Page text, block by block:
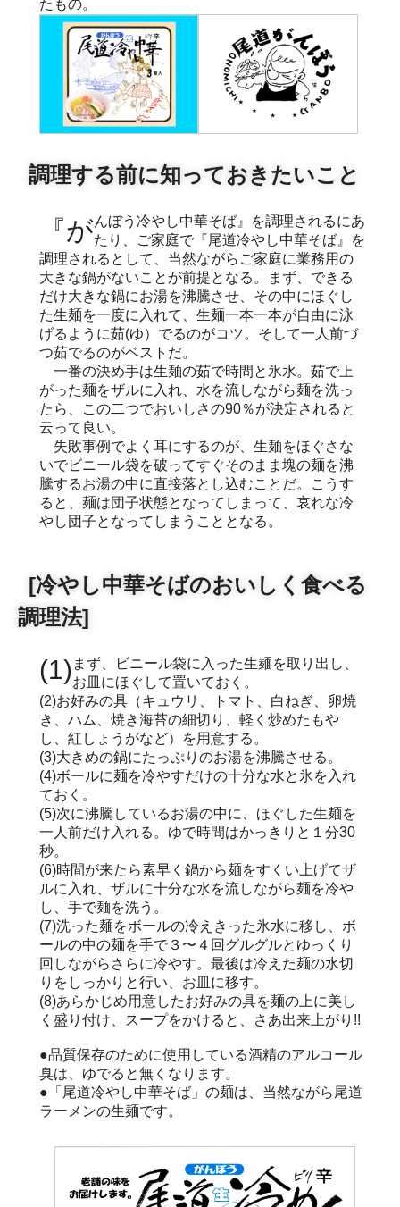
たもの。
調理する前に知っておきたいこと
『がんぼう冷やし中華そば』を調理されるにあたり、ご家庭で『尾道冷やし中華そば』を
調理されるとして、当然ながらご家庭に業務用の
大きな鍋がないことが前提となる。まず、できる
だけ大きな鍋にお湯を沸騰させ、その中にほぐし
た生麺を一度に入れて、生麺一本一本が自由に泳
げるように茹(ゆ）でるのがコツ。そして一人前づ
つ茹でるのがベストだ。
一番の決め手は生麺の茹で時間と氷水。茹で上
がった麺をザルに入れ、水を流しながら麺を洗っ
たら、この二つでおいしさの90％が決定されると
云って良い。
失敗事例でよく耳にするのが、生麺をほぐさな
いでビニール袋を破ってすぐそのまま塊の麺を沸
騰するお湯の中に直接落とし込むことだ。こうす
ると、麺は団子状態となってしまって、哀れな冷
やし団子となってしまうこととなる。
[冷やし中華そばのおいしく食べる
調理法]
(1)まず、ビニール袋に入った生麺を取り出し、お皿にほぐして置いておく。
(2)お好みの具（キュウリ、トマト、白ねぎ、卵焼
き、ハム、焼き海苔の細切り、軽く炒めたもや
し、紅しょうがなど）を用意する。
(3)大きめの鍋にたっぷりのお湯を沸騰させる。
(4)ボールに麺を冷やすだけの十分な水と氷を入れ
ておく。
(5)次に沸騰しているお湯の中に、ほぐした生麺を
一人前だけ入れる。ゆで時間はかっきりと１分30
秒。
(6)時間が来たら素早く鍋から麺をすくい上げてザ
ルに入れ、ザルに十分な水を流しながら麺を冷や
し、手で麺を洗う。
(7)洗った麺をボールの冷えきった氷水に移し、ボ
ールの中の麺を手で３〜４回グルグルとゆっくり
回しながらさらに冷やす。最後は冷えた麺の水切
りをしっかりと行い、お皿に移す。
(8)あらかじめ用意したお好みの具を麺の上に美し
く盛り付け、スープをかけると、さあ出来上がり!!
●品質保存のために使用している酒精のアルコール
臭は、ゆでると無くなります。
●「尾道冷やし中華そば」の麺は、当然ながら尾道
ラーメンの生麺です。